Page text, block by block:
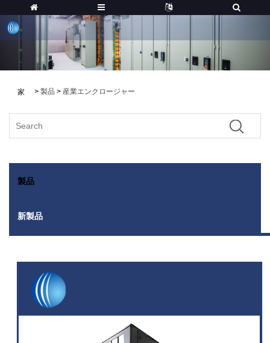
家 > 製品 > 産業エンクロージャー
製品
新製品